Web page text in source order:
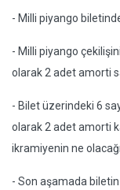
- Milli piyango
- Milli piyango
olarak 2 adet amorti
- Bilet üzerindeki 6
olarak 2 adet amorti
ikramiyenin ne
- Son aşamada